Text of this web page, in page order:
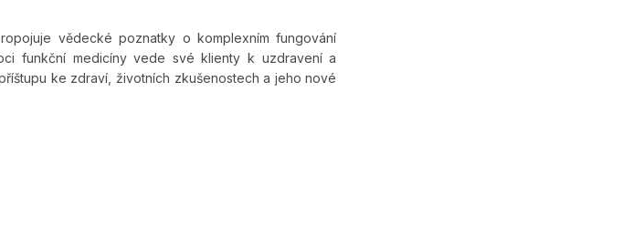
vědecké poznatky o komplexním fungování
funkční medicíny vede své klienty k uzdravení a
ke zdraví, životních zkušenostech a jeho nové